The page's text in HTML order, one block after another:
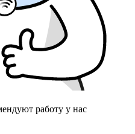
работу у нас